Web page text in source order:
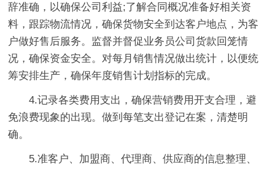
辞准确，以确保公司利益;了解合同概况准备好相关资
料，跟踪物流情况，确保货物安全到达客户地点，为客
户做好售后服务。监督并督促业务员公司货款回笼情
况，确保资金安全。对每月销售情况做出统计，以便统
筹安排生产，确保年度销售计划指标的完成。
4.记录各类费用支出，确保营销费用开支合理，避
免浪费现象的出现。做到每笔支出登记在案，清楚明
确。
5.准客户、加盟商、代理商、供应商的信息整理、